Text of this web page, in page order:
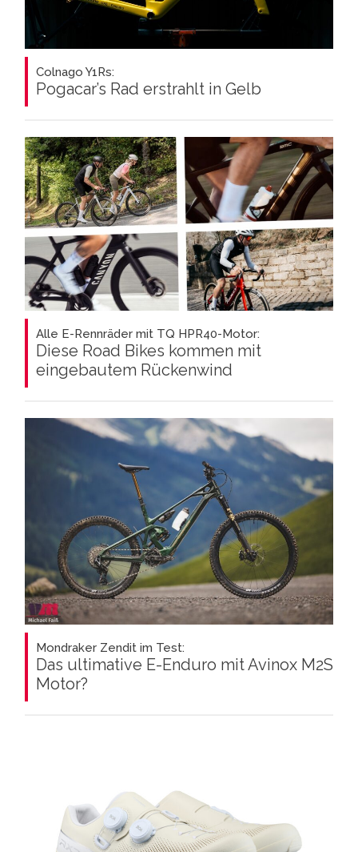
Colnago Y1Rs:
Pogacar’s Rad erstrahlt in Gelb
Alle E-Rennräder mit TQ HPR40-Motor:
Diese Road Bikes kommen mit
eingebautem Rückenwind
Mondraker Zendit im Test:
Das ultimative E-Enduro mit Avinox M2S
Motor?